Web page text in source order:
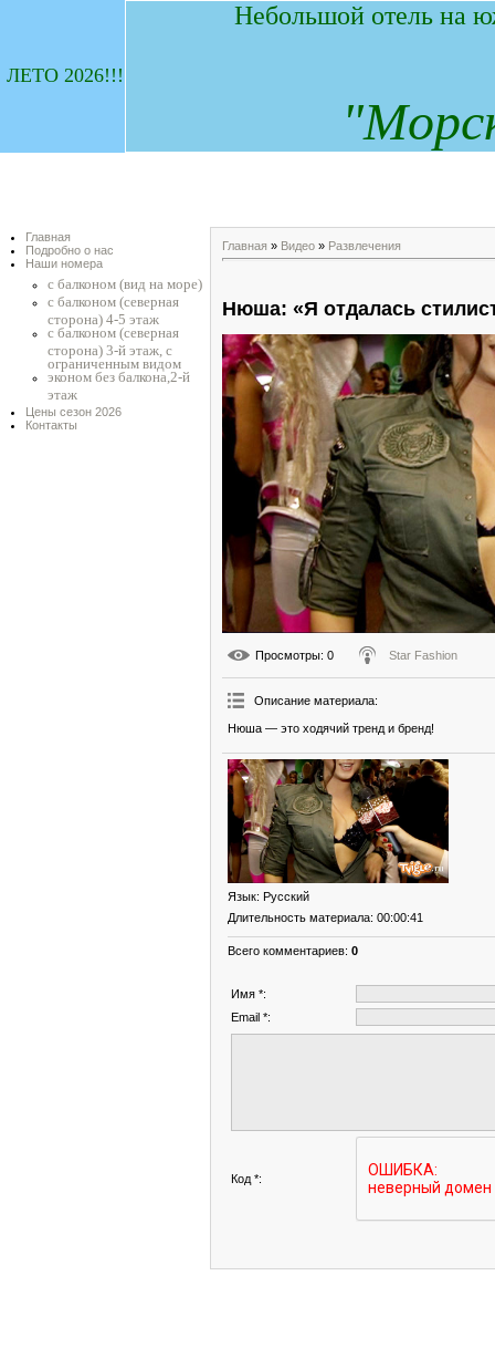
ЛЕТО 2026!!!
Небольшой отель на
"М
Главная
Подробно о нас
Наши номера
с балконом (вид на море)
с балконом (северная
сторона) 4-5 этаж
с балконом (северная
сторона) 3-й этаж, с
ограниченным видом
эконом без балкона,2-й
этаж
Цены сезон 2026
Контакты
Главная » Видео » Развлечения
Нюша: «Я отдалась
Просмотры: 0 Star Fashion
Описание материала:
Нюша — это ходячий тренд и бренд!
Язык: Русский
Длительность материала: 00:00:41
Всего комментариев: 0
Имя *:
Email *:
Код *: